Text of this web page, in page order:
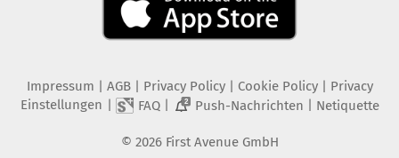
Impressum | AGB | Privacy Policy| Cookie Policy| Privacy
Einstellungen | FAQ| 2 Push-Nachrichten | Netiquette
© 2026 First Avenue GmbH